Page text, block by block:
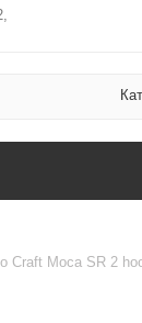
Craft Moca SR 2